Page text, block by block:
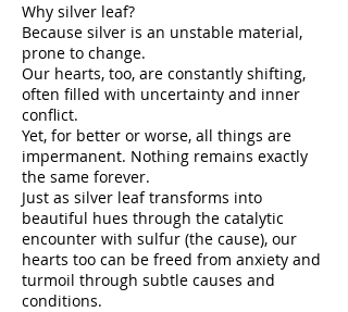
Why silver leaf?
Because silver is an unstable material,
prone to change.
Our hearts, too, are constantly shifting,
often filled with uncertainty and inner
conflict.
Yet, for better or worse, all things are
impermanent. Nothing remains exactly
the same forever.
Just as silver leaf transforms into
beautiful hues through the catalytic
encounter with sulfur (the cause), our
hearts too can be freed from anxiety and
turmoil through subtle causes and
conditions.